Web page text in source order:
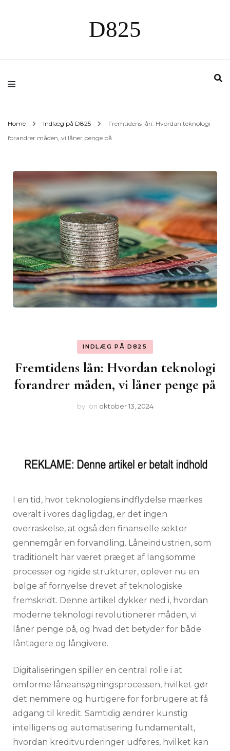
D825
Home Indlæg på D825
Fremtidens lån: Hvordan teknologi
forandrer måden, vi låner penge på
INDLÆG PÅ D825
Fremtidens lån: Hvordan teknologi
forandrer måden, vi låner penge på
by on oktober 13, 2024
I en tid, hvor teknologiens indflydelse mærkes
overalt i vores dagligdag, er det ingen
overraskelse, at også den finansielle sektor
gennemgår en forvandling. Låneindustrien, som
traditionelt har været præget af langsomme
processer og rigide strukturer, oplever nu en
bølge af fornyelse drevet af teknologiske
fremskridt. Denne artikel dykker ned i, hvordan
moderne teknologi revolutionerer måden, vi
låner penge på, og hvad det betyder for både
låntagere og långivere.
Digitaliseringen spiller en central rolle i at
omforme låneansøgningsprocessen, hvilket gør
det nemmere og hurtigere for forbrugere at få
adgang til kredit. Samtidig ændrer kunstig
intelligens og automatisering fundamentalt,
hvordan kreditvurderinger udføres, hvilket kan